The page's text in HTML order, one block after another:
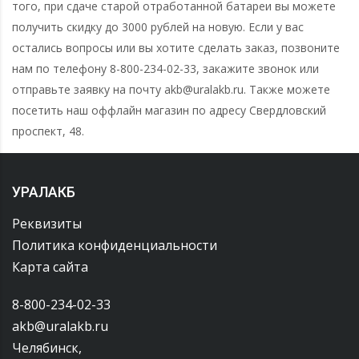
того, при сдаче старой отработанной батареи вы можете
получить скидку до 3000 рублей на новую. Если у вас
остались вопросы или вы хотите сделать заказ, позвоните
нам по телефону 8-800-234-02-33, закажите звонок или
отправьте заявку на почту akb@uralakb.ru. Также можете
посетить наш оффлайн магазин по адресу Свердловский
проспект, 48.
УРАЛАКБ
Реквизиты
Политика конфиденциальности
Карта сайта
8-800-234-02-33
akb@uralakb.ru
Челябинск,